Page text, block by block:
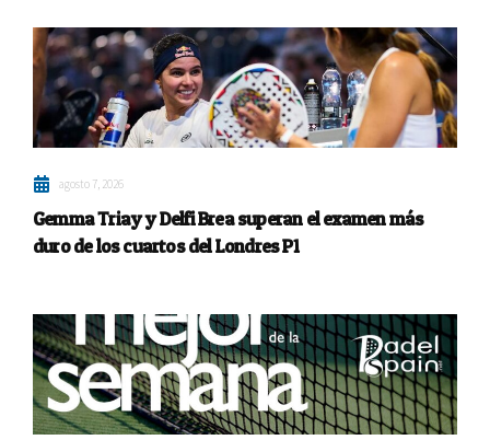
agosto 7, 2026
Gemma Triay y Delfi Brea superan el examen más
duro de los cuartos del Londres P1